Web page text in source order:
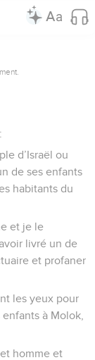
d’Israël ou
de ses enfants
habitants du
et je le
livré un de
et profaner
les yeux pour
à Molok,
homme et